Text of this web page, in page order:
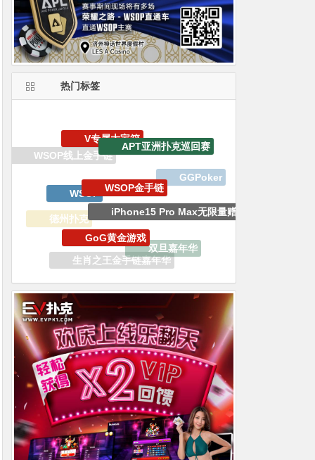
热门标签
百W赏金猎人大奖赛
EV专属大宝箱
德州扑克
WSOP
WSOP金手链
iPhone15 Pro Max无限量赠送
双旦嘉年华
生肖之王金手链嘉年华
GoG黄金游戏